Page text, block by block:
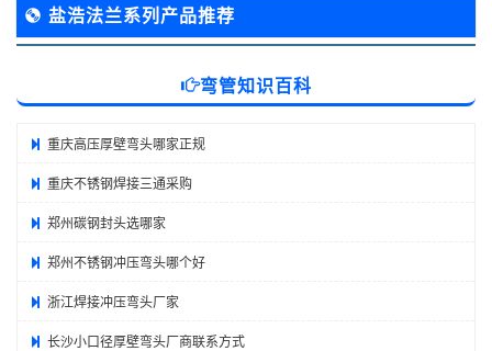
盐浩法兰系列产品推荐
弯管知识百科
重庆高压厚壁弯头哪家正规
重庆不锈钢焊接三通采购
郑州碳钢封头选哪家
郑州不锈钢冲压弯头哪个好
浙江焊接冲压弯头厂家
长沙小口径厚壁弯头厂商联系方式